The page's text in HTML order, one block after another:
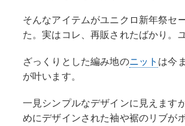
そんなアイテムがユニクロ新年祭セ
た。実はコレ、再販されたばかり
ざっくりとした編み地のニット は今
が叶います。
一見シンプルなデザインに見えます
めにデザインされた袖や裾のリブが